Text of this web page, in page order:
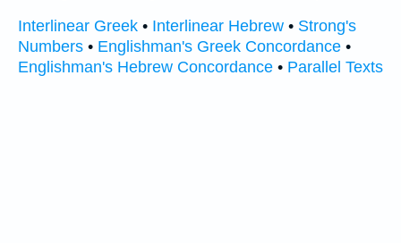
Interlinear Greek • Interlinear Hebrew • Strong's
Numbers • Englishman's Greek Concordance •
Englishman's Hebrew Concordance • Parallel Texts